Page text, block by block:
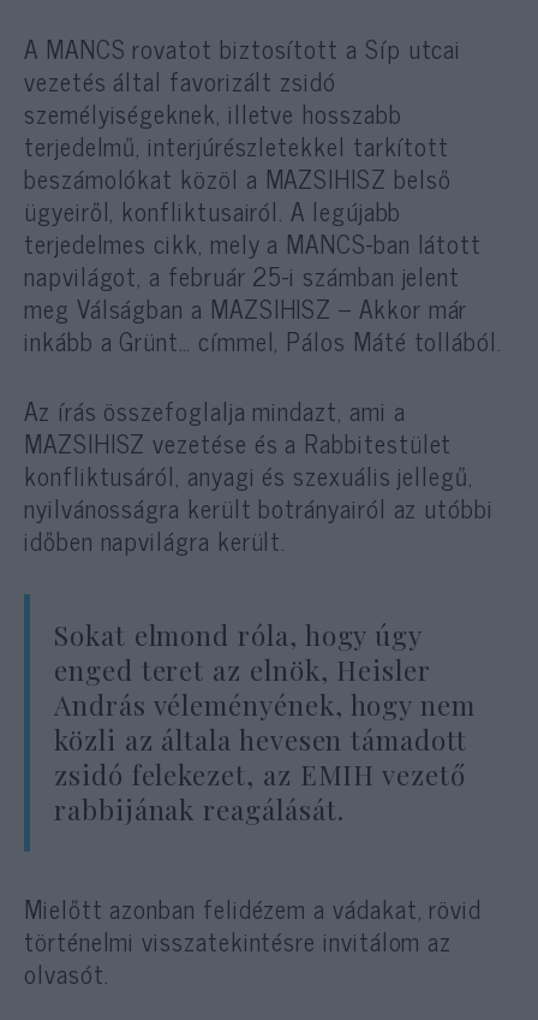
A MANCS rovatot biztosított a Síp utcai
vezetés által favorizált zsidó
személyiségeknek, illetve hosszabb
terjedelmű, interjúrészletekkel tarkított
beszámolókat közöl a MAZSIHISZ belső
ügyeiről, konfliktusairól. A legújabb
terjedelmes cikk, mely a MANCS-ban látott
napvilágot, a február 25-i számban jelent
meg Válságban a MAZSIHISZ – Akkor már
inkább a Grünt… címmel, Pálos Máté tollából.
Az írás összefoglalja mindazt, ami a
MAZSIHISZ vezetése és a Rabbitestület
konfliktusáról, anyagi és szexuális jellegű,
nyilvánosságra került botrányairól az utóbbi
időben napvilágra került.
Sokat elmond róla, hogy úgy
enged teret az elnök, Heisler
András véleményének, hogy nem
közli az általa hevesen támadott
zsidó felekezet, az EMIH vezető
rabbijának reagálását.
Mielőtt azonban felidézem a vádakat, rövid
történelmi visszatekintésre invitálom az
olvasót.